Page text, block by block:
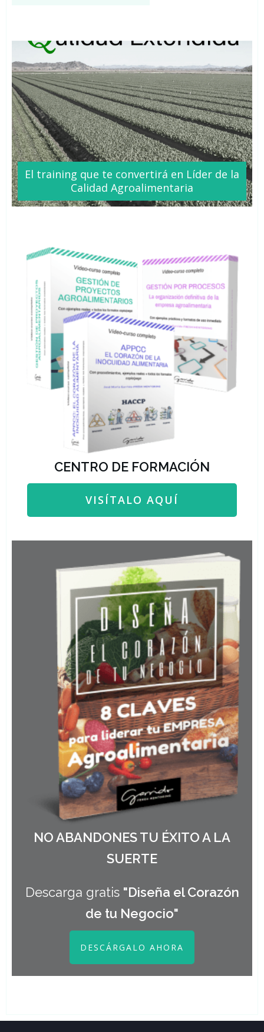
El training que te convertirá en Líder de la
Calidad Agroalimentaria
CENTRO DE FORMACIÓN
VISÍTALO AQUÍ
NO ABANDONES TU ÉXITO A LA
SUERTE
Descarga gratis "Diseña el Corazón
de tu Negocio"
DESCÁRGALO AHORA